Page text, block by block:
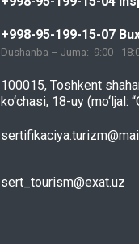
+998-95-199-15-07
Dushanba – Juma: 9:00 -
100015, Toshkent
ko‘chasi, 18-uy (mo‘ljal:
sert_tourism@exat.uz